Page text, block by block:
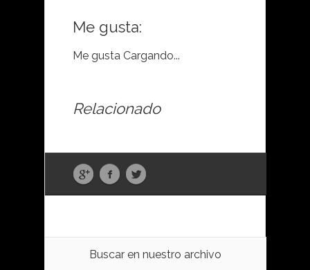
Me gusta:
Me gusta Cargando...
Relacionado
Buscar en nuestro archivo